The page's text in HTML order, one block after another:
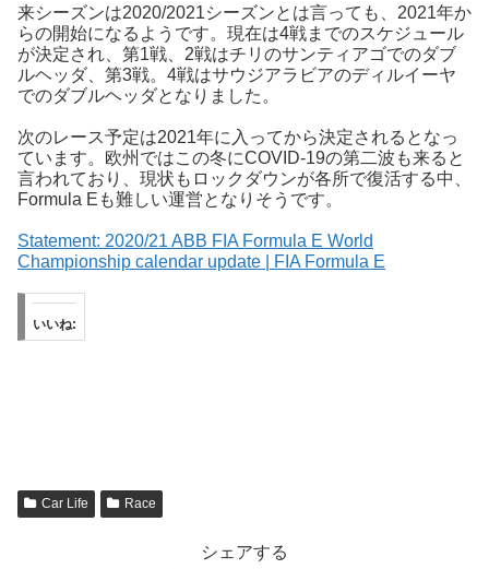
来シーズンは2020/2021シーズンとは言っても、2021年か
らの開始になるようです。現在は4戦までのスケジュール
が決定され、第1戦、2戦はチリのサンティアゴでのダブ
ルヘッダ、第3戦。4戦はサウジアラビアのディルイーヤ
でのダブルヘッダとなりました。
次のレース予定は2021年に入ってから決定されるとなっ
ています。欧州ではこの冬にCOVID-19の第二波も来ると
言われており、現状もロックダウンが各所で復活する中、
Formula Eも難しい運営となりそうです。
Statement: 2020/21 ABB FIA Formula E World
Championship calendar update | FIA Formula E
いいね:
Car Life Race
シェアする